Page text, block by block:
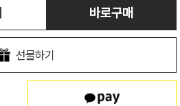
바로구매
선물하기